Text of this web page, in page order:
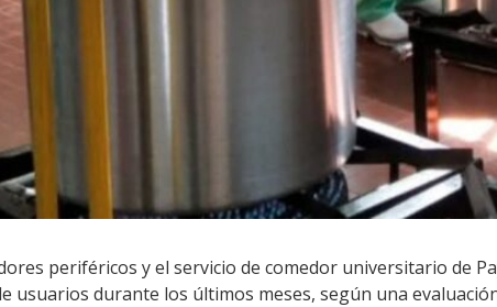
periféricos y el servicio de comedor universitario de
usuarios durante los últimos meses, según una